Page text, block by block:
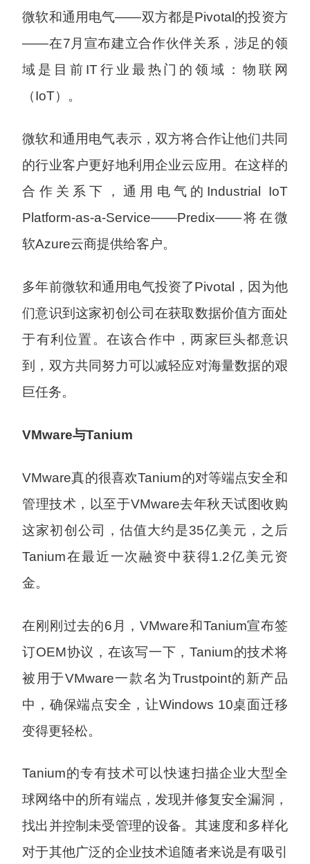
微软和通用电气——双方都是Pivotal的投资方
——在7月宣布建立合作伙伴关系，涉足的领
域是目前IT行业最热门的领域：物联网
（IoT）。
微软和通用电气表示，双方将合作让他们共同
的行业客户更好地利用企业云应用。在这样的
合作关系下，通用电气的Industrial IoT
Platform-as-a-Service——Predix——将在微
软Azure云商提供给客户。
多年前微软和通用电气投资了Pivotal，因为他
们意识到这家初创公司在获取数据价值方面处
于有利位置。在该合作中，两家巨头都意识
到，双方共同努力可以减轻应对海量数据的艰
巨任务。
VMware与Tanium
VMware真的很喜欢Tanium的对等端点安全和
管理技术，以至于VMware去年秋天试图收购
这家初创公司，估值大约是35亿美元，之后
Tanium在最近一次融资中获得1.2亿美元资
金。
在刚刚过去的6月，VMware和Tanium宣布签
订OEM协议，在该写一下，Tanium的技术将
被用于VMware一款名为Trustpoint的新产品
中，确保端点安全，让Windows 10桌面迁移
变得更轻松。
Tanium的专有技术可以快速扫描企业大型全
球网络中的所有端点，发现并修复安全漏洞，
找出并控制未受管理的设备。其速度和多样化
对于其他广泛的企业技术追随者来说是有吸引